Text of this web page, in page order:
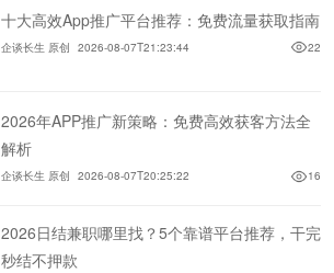
十大高效App推广平台推荐：免费流量获取指南
企谈长生 原创 2026-08-07T21:23:44 22
2026年APP推广新策略：免费高效获客方法全
解析
企谈长生 原创 2026-08-07T20:25:22 16
2026日结兼职哪里找？5个靠谱平台推荐，干完
秒结不押款